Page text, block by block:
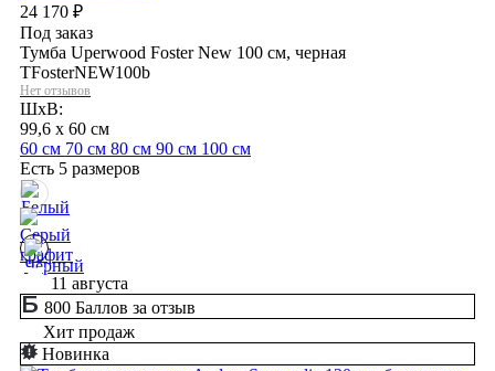
24 170 ₽
Под заказ
Тумба Uperwood Foster New 100 см, черная
TFosterNEW100b
Нет отзывов
ШхВ:
99,6 x 60 см
60 см 70 см 80 см 90 см 100 см
Есть 5 размеров
11 августа
800 Баллов за отзыв
Хит продаж
Новинка